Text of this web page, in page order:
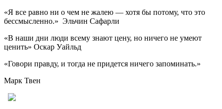
«Я все равно ни о чем не жалею — хотя бы потому, что это
бессмысленно.» Эльчин Сафарли
«В наши дни люди всему знают цену, но ничего не умеют
ценить» Оскар Уайльд
«Говори правду, и тогда не придется ничего запоминать.»
Марк Твен